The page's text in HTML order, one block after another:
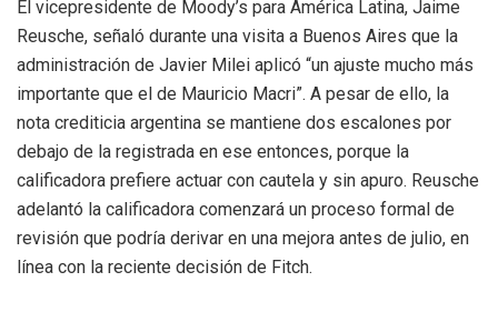
El vicepresidente de Moody’s para América Latina, Jaime
Reusche, señaló durante una visita a Buenos Aires que la
administración de Javier Milei aplicó “un ajuste mucho más
importante que el de Mauricio Macri”. A pesar de ello, la
nota crediticia argentina se mantiene dos escalones por
debajo de la registrada en ese entonces, porque la
calificadora prefiere actuar con cautela y sin apuro. Reusche
adelantó la calificadora comenzará un proceso formal de
revisión que podría derivar en una mejora antes de julio, en
línea con la reciente decisión de Fitch.